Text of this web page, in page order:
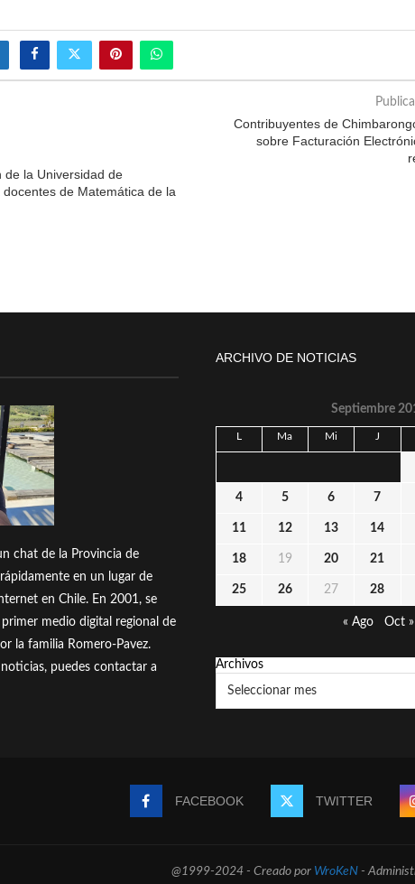
de la Universidad de
docentes de Matemática de la
Contribuyentes de
sobre Facturación
chat de la Provincia de
en un lugar de
en Chile. En 2001, se
medio digital regional de
la familia Romero-Pavez.
puedes contactar a
ARCHIVO DE NOTICIAS
Septiembre
L Ma Mi J
4 5 6 7
11 12 13 14
18 19 20 21
25 26 27 28
« Ago Oct »
Archivos
FACEBOOK TWITTER
@1999-2024 - Creado por WroKeN -